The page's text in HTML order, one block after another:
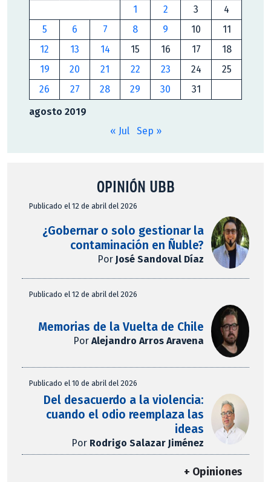
agosto 2019
1
2 3
4
5
6 7 8 9 10
11
12
13 14 15 16 17
18
19
20 21 22 23 24
25
26
27 28 29 30 31
« Jul Sep »
OPINIÓN UBB
Publicado el 12 de abril del 2026
¿Gobernar o solo gestionar la
contaminación en Ñuble?
Por José Sandoval Díaz
Publicado el 12 de abril del 2026
Memorias de la Vuelta de Chile
PorAlejandro Arros Aravena
Publicado el 10 de abril del 2026
Del desacuerdo a la violencia:
cuando el odio reemplaza las
ideas
Por Rodrigo Salazar Jiménez
+ Opiniones